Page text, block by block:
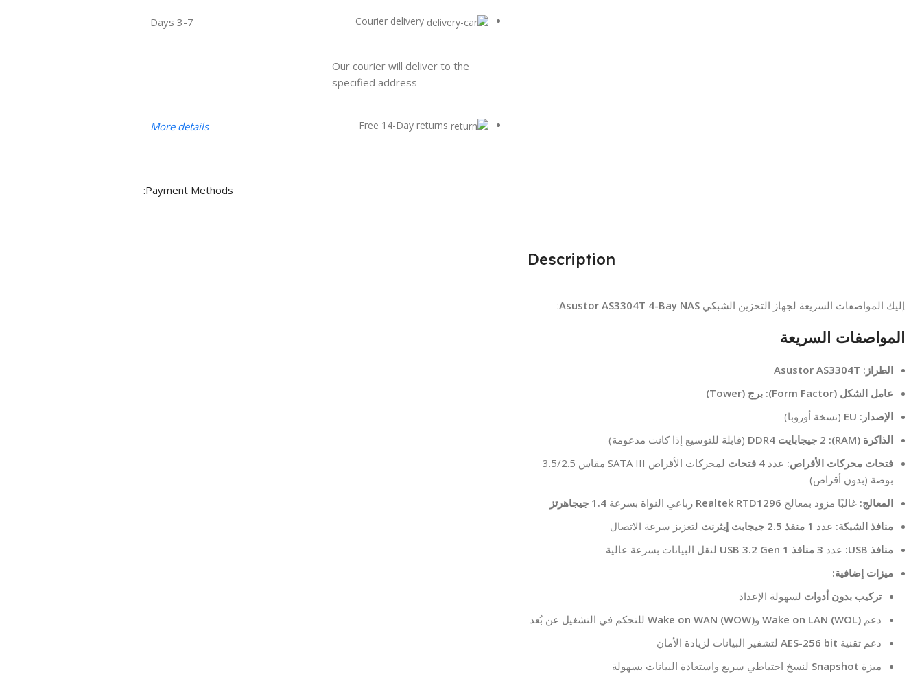
Courier delivery
Our courier will deliver to the
specified address
3-7 Days
Free 14-Day returns
More details
Payment Methods:
Description
إليك المواصفات السريعة لجهاز التخزين الشبكي Asustor AS3304T 4-Bay NAS
:
المواصفات السريعة
الطراز: Asustor AS3304T
عامل الشكل (Form Factor):
برج (Tower)
الإصدار: EU (نسخة أوروبا)
الذاكرة (RAM):
2 جيجابايت DDR4
(قابلة للتوسيع إذا كانت مدعومة)
فتحات محركات الأقراص: عدد 4 فتحات
لمحركات الأقراص SATA III مقاس 3.5/2.5
بوصة (بدون أقراص)
المعالج: غالبًا مزود بمعالج Realtek RTD1296 رباعي النواة بسرعة 1.4 جيجاهرتز
منافذ الشبكة: عدد 1 منفذ 2.5 جيجابت إيثرنت
لتعزيز سرعة الاتصال
منافذ USB:
عدد 3 منافذ USB 3.2 Gen 1
لنقل البيانات بسرعة عالية
ميزات إضافية:
تركيب بدون أدوات لسهولة الإعداد
دعم Wake on LAN (WOL) وWake on WAN (WOW) للتحكم في التشغيل عن بُعد
دعم تقنية AES-256 bit لتشفير البيانات لزيادة الأمان
ميزة Snapshot لنسخ احتياطي سريع واستعادة البيانات بسهولة